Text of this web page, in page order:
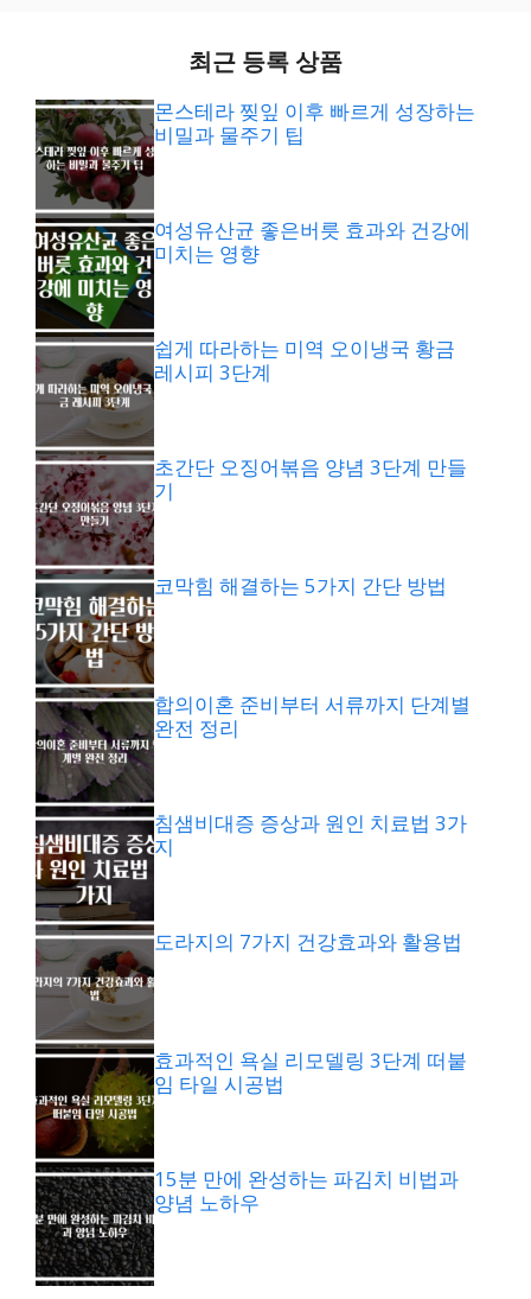
최근 등록 상품
몬스테라 찢잎 이후 빠르게 성장하는
비밀과 물주기 팁
여성유산균 좋은버릇 효과와 건강에
미치는 영향
쉽게 따라하는 미역 오이냉국 황금
레시피 3단계
초간단 오징어볶음 양념 3단계 만들
기
코막힘 해결하는 5가지 간단 방법
합의이혼 준비부터 서류까지 단계별
완전 정리
침샘비대증 증상과 원인 치료법 3가
지
도라지의 7가지 건강효과와 활용법
효과적인 욕실 리모델링 3단계 떠붙
임 타일 시공법
15분 만에 완성하는 파김치 비법과
양념 노하우